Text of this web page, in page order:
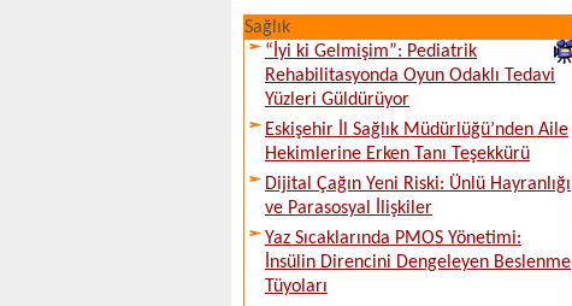
Sağlık
“İyi ki Gelmişim”: Pediatrik
Rehabilitasyonda Oyun Odaklı Tedavi
Yüzleri Güldürüyor
Eskişehir İl Sağlık Müdürlüğü’nden Aile
Hekimlerine Erken Tanı Teşekkürü
Dijital Çağın Yeni Riski: Ünlü Hayranlığı
ve Parasosyal İlişkiler
Yaz Sıcaklarında PMOS Yönetimi:
İnsülin Direncini Dengeleyen Beslenme
Tüyoları